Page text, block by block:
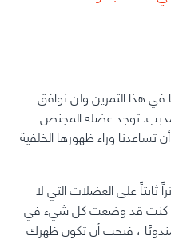
هذا التمرين ولن نوافق
توجد عضلة المجنص
وراء ظهورها الخلفية
ثابتاً على العضلات التي لا
كنت قد وضعت كل شيء في
التمرين ، في نهاية فترة الـ 30 مندوبًا ، فيجب أن تكون ظهرك